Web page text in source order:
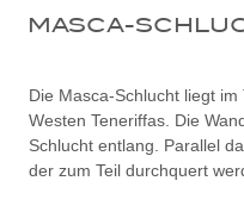
MASCA-
Die Masca-Schlucht liegt
Westen Teneriffas. Die
Schlucht entlang. Parallel
der zum Teil durchquert